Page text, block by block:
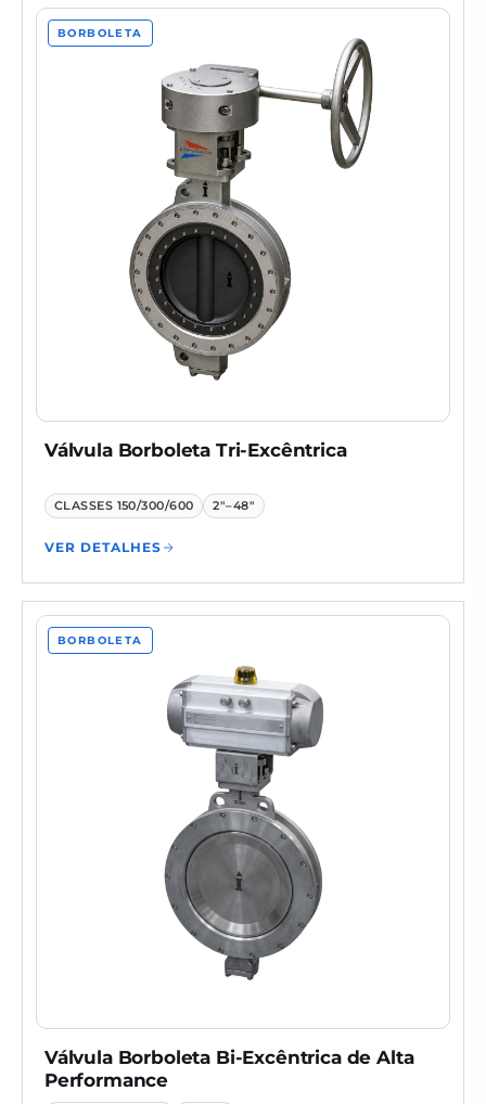
BORBOLETA
Válvula Borboleta Tri-Excêntrica
CLASSES 150/300/600 2"–48"
VER DETALHES
BORBOLETA
Válvula Borboleta Bi-Excêntrica de Alta
Performance